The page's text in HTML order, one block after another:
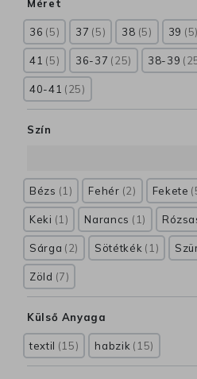
Méret
36 5 37 5 38 5 39 5
41 5 36-37 25 38-39
40-41 25
Szín
Bézs 1 Fehér 2 Fekete
Keki 1 Narancs 1
Sárga 2 Sötétkék 1
Zöld 7
Külső Anyaga
textil 15 habzik 15